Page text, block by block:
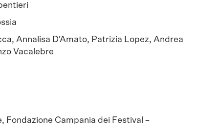
Annalisa D’Amato, Patrizia Lopez, Andrea
Vacalebre
Fondazione Campania dei Festival –